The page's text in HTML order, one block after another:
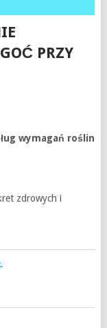
PRZY
wymagań roślin
zdrowych i